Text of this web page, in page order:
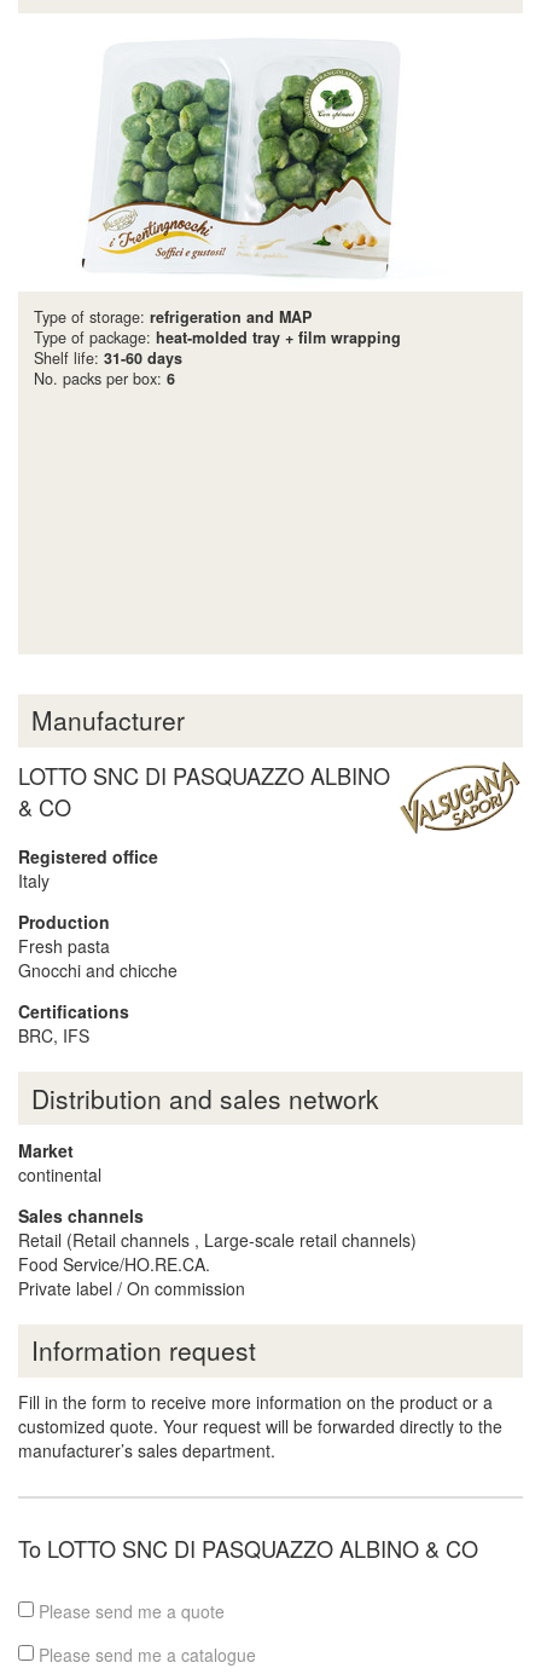
Type of storage: refrigeration and MAP
Type of package: heat-molded tray + film wrapping
Shelf life: 31-60 days
No. packs per box: 6
Manufacturer
LOTTO SNC DI PASQUAZZO ALBINO
& CO
Registered office
Italy
Production
Fresh pasta
Gnocchi and chicche
Certifications
BRC, IFS
Distribution and sales network
Market
continental
Sales channels
Retail (Retail channels , Large-scale retail channels)
Food Service/HO.RE.CA.
Private label / On commission
Information request
Fill in the form to receive more information on the product or a
customized quote. Your request will be forwarded directly to the
manufacturer’s sales department.
To LOTTO SNC DI PASQUAZZO ALBINO & CO
Please send me a quote
Please send me a catalogue